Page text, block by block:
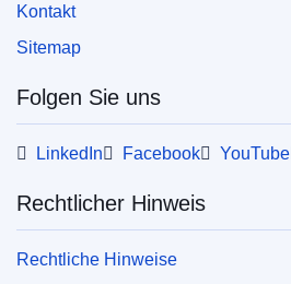
Kontakt
Sitemap
Folgen Sie uns
LinkedIn Facebook YouTube
Rechtlicher Hinweis
Rechtliche Hinweise